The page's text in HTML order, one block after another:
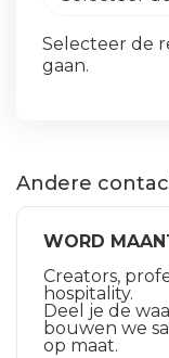
Selecteer de
gaan.
Andere
WORD
Creators,
hospitality.
Deel je de
bouwen we
op maat.